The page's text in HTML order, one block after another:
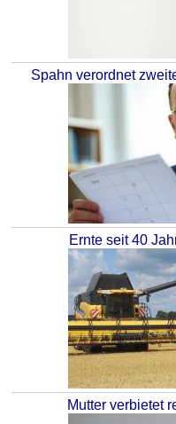
Spahn verordnet
Ernte seit 40
Mutter verbietet